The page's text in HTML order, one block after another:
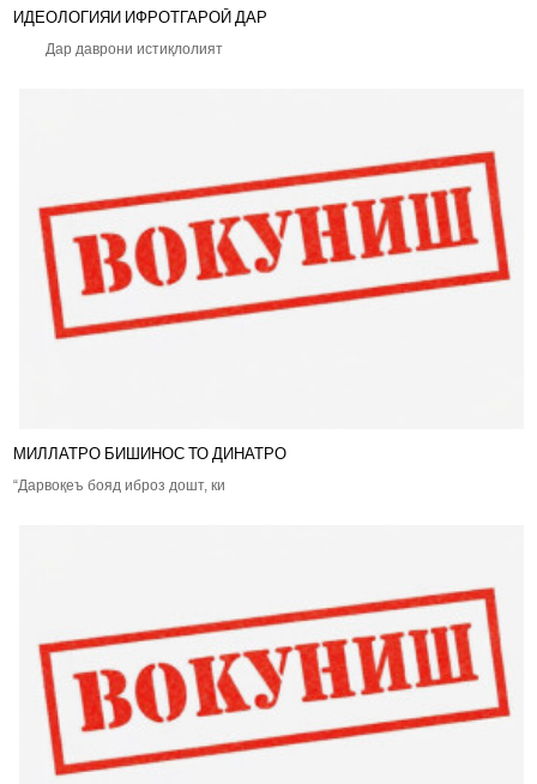
ИДЕОЛОГИЯИ ИФРОТГАРОӢ ДАР
Дар даврони истиқлолият
МИЛЛАТРО БИШИНОС ТО ДИНАТРО
“Дарвоқеъ бояд иброз дошт, ки